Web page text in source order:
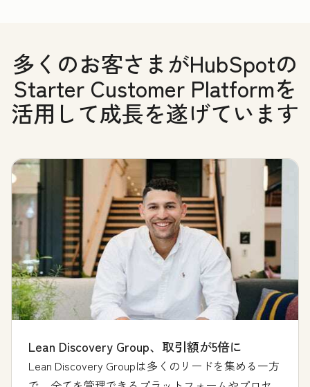
多くのお客さまがHubSpotの
Starter Customer Platformを
活用して成長を遂げています
Lean Discovery Group、取引額が5倍に
Lean Discovery Groupは多くのリードを集める一方